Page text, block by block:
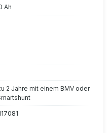
Ah
2 Jahre mit einem BMV oder